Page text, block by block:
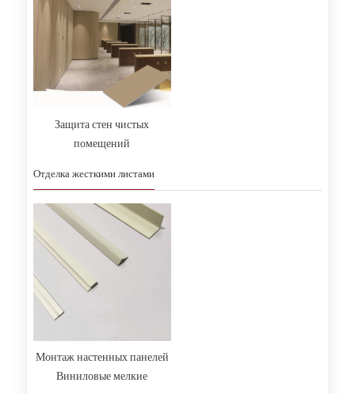
Защита стен чистых
помещений
Отделка жесткими листами
Монтаж настенных панелей
Виниловые мелкие